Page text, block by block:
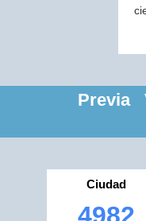
Previa
Ciudad